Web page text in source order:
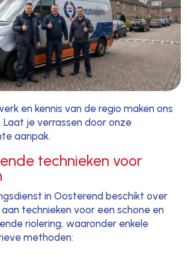
en kennis van de regio maken ons
Laat je verrassen door onze
aanpak.
technieken voor
in Oosterend beschikt over
technieken voor een schone en
riolering, waaronder enkele
methoden: